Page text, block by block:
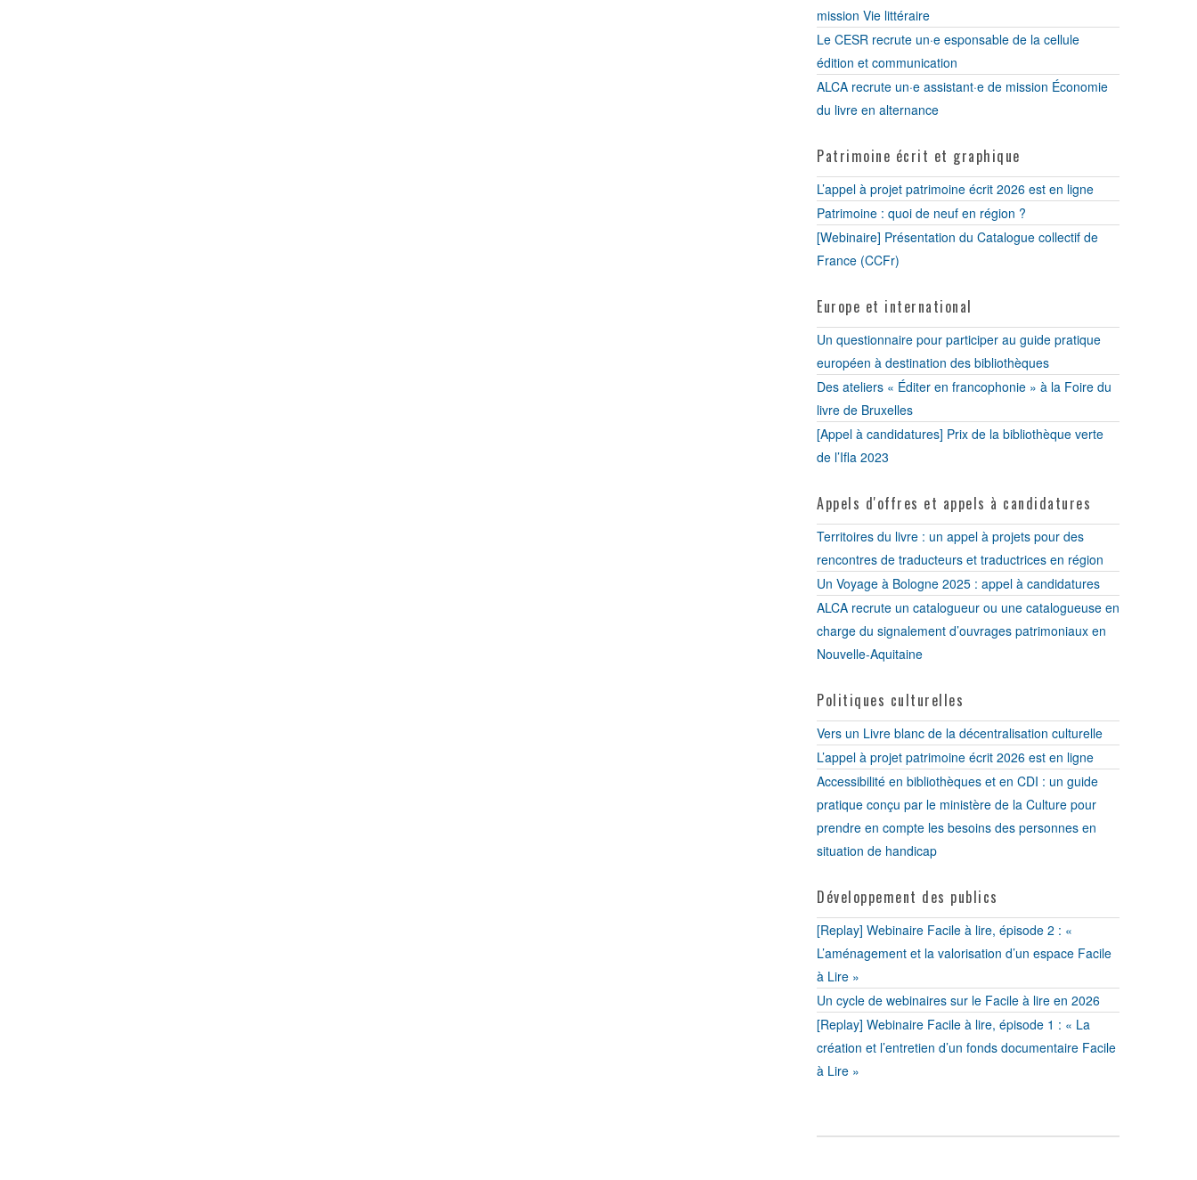
mission Vie littéraire
Le CESR recrute un·e esponsable de la cellule
édition et communication
ALCA recrute un·e assistant·e de mission Économie
du livre en alternance
Patrimoine écrit et graphique
L’appel à projet patrimoine écrit 2026 est en ligne
Patrimoine : quoi de neuf en région ?
[Webinaire] Présentation du Catalogue collectif de
France (CCFr)
Europe et international
Un questionnaire pour participer au guide pratique
européen à destination des bibliothèques
Des ateliers « Éditer en francophonie » à la Foire du
livre de Bruxelles
[Appel à candidatures] Prix de la bibliothèque verte
de l’Ifla 2023
Appels d'offres et appels à candidatures
Territoires du livre : un appel à projets pour des
rencontres de traducteurs et traductrices en région
Un Voyage à Bologne 2025 : appel à candidatures
ALCA recrute un catalogueur ou une catalogueuse en
charge du signalement d’ouvrages patrimoniaux en
Nouvelle-Aquitaine
Politiques culturelles
Vers un Livre blanc de la décentralisation culturelle
L’appel à projet patrimoine écrit 2026 est en ligne
Accessibilité en bibliothèques et en CDI : un guide
pratique conçu par le ministère de la Culture pour
prendre en compte les besoins des personnes en
situation de handicap
Développement des publics
[Replay] Webinaire Facile à lire, épisode 2 : «
L’aménagement et la valorisation d’un espace Facile
à Lire »
Un cycle de webinaires sur le Facile à lire en 2026
[Replay] Webinaire Facile à lire, épisode 1 : « La
création et l’entretien d’un fonds documentaire Facile
à Lire »